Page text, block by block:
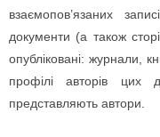
взаємопов’язаних
документи (а також
опубліковані: журнали,
профілі авторів цих
представляють автори.